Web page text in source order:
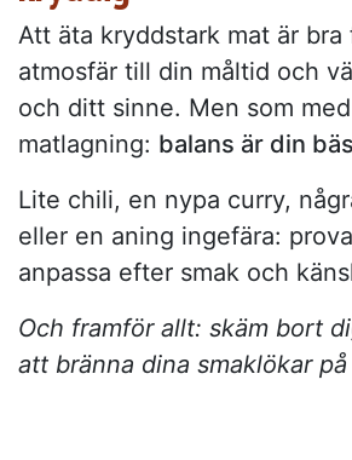
Att äta kryddstark mat är
atmosfär till din måltid och
och ditt sinne. Men som
matlagning: balans är din
Lite chili, en nypa curry,
eller en aning ingefära:
anpassa efter smak och
Och framför allt: skäm bort
att bränna dina smaklökar